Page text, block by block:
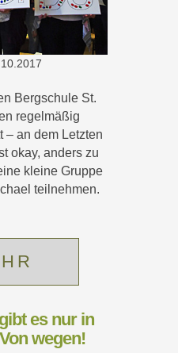
Bergschule St.
regelmäßig
– an dem Letzten
okay, anders zu
kleine Gruppe
teilnehmen.
es nur in
wegen!